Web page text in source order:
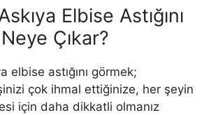
Elbise Astığını
Çıkar?
elbise astığını görmek;
çok ihmal ettiğinize, her şeyin
için daha dikkatli olmanız